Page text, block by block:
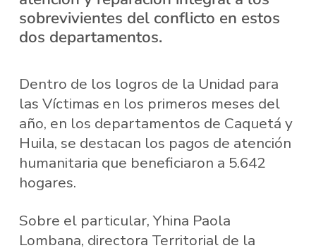
sobrevivientes del conflicto en estos
dos departamentos.
Dentro de los logros de la Unidad para
las Víctimas en los primeros meses del
año, en los departamentos de Caquetá y
Huila, se destacan los pagos de atención
humanitaria que beneficiaron a 5.642
hogares.
Sobre el particular, Yhina Paola
Lombana, directora Territorial de la